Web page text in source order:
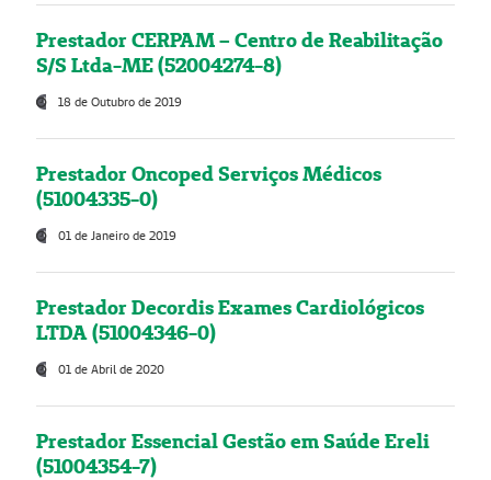
Prestador CERPAM – Centro de Reabilitação
S/S Ltda-ME (52004274-8)
18 de Outubro de 2019
Prestador Oncoped Serviços Médicos
(51004335-0)
01 de Janeiro de 2019
Prestador Decordis Exames Cardiológicos
LTDA (51004346-0)
01 de Abril de 2020
Prestador Essencial Gestão em Saúde Ereli
(51004354-7)